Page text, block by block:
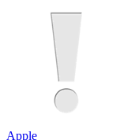
Apple